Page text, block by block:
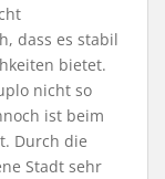
dass es stabil
bietet.
nicht so
ist beim
Durch die
Stadt sehr